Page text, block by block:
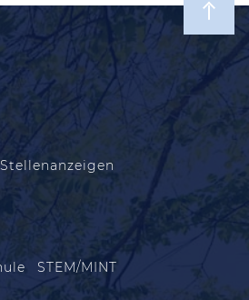
Stellenanzeigen
STEM/MINT